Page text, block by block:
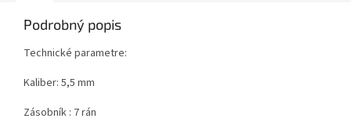
Podrobný popis
Technické parametre:
Kaliber: 5,5 mm
Zásobník : 7 rán